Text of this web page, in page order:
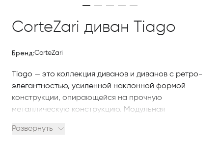
CorteZari диван Tiago
Бренд:CorteZari
Tiago — это коллекция диванов и диванов с ретро-
элегантностью, усиленной наклонной формой
конструкции, опирающейся на прочную
металлическую конструкцию. Модульная
использованием ремесленной техники, которая с
Развернуть